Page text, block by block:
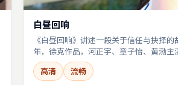
白昼回响
《白昼回响》讲述一段关于信任与抉择
年，徐克作品，河正宇、章子怡、黄渤主
高清
流畅